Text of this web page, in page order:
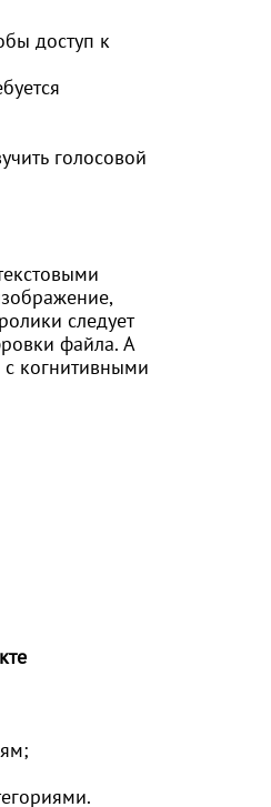
доступ к
голосовой
следует
файла. А
когнитивными